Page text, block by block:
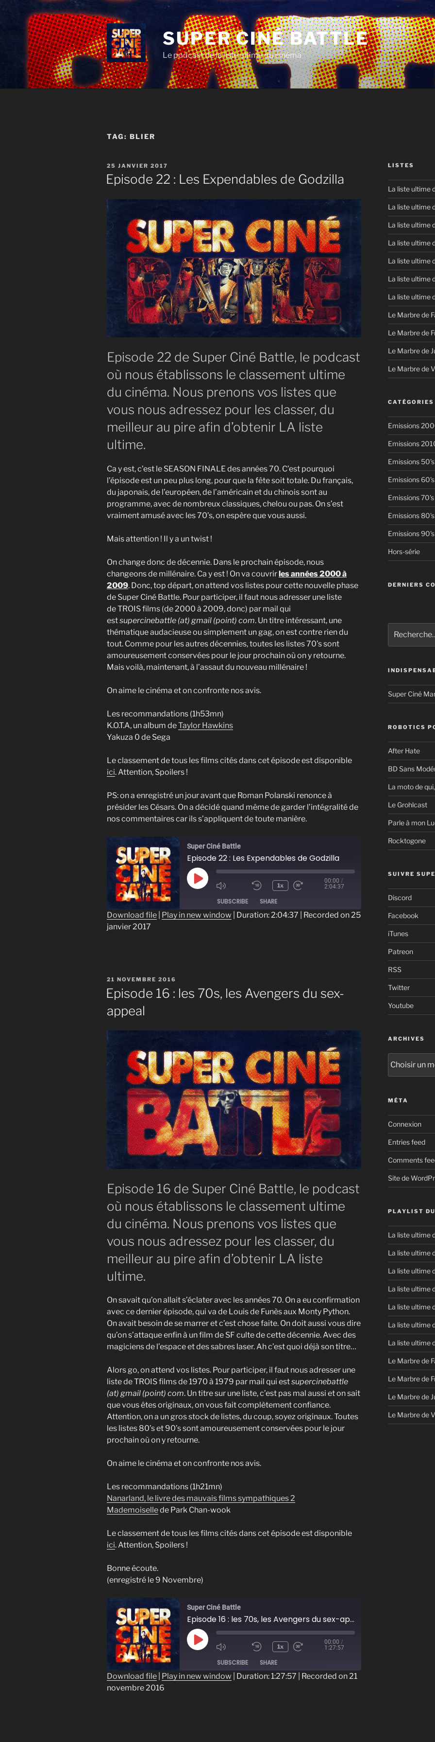
contenu
principal
SUPER CINÉ BATTLE
Le podcast de la liste ultime du cinéma
TAG: BLIER
PUBLIÉ
LE
25 JANVIER 2017
Episode 22 : Les Expendables de Godzilla
Episode 22 de Super Ciné Battle, le podcast
où nous établissons le classement ultime
du cinéma. Nous prenons vos listes que
vous nous adressez pour les classer, du
meilleur au pire afin d’obtenir LA liste
ultime.
Ca y est, c’est le SEASON FINALE des années 70. C’est pourquoi
l’épisode est un peu plus long, pour que la fête soit totale. Du français,
du japonais, de l’européen, de l’américain et du chinois sont au
programme, avec de nombreux classiques, chelou ou pas. On s’est
vraiment amusé avec les 70’s, on espère que vous aussi.
Mais attention ! Il y a un twist !
On change donc de décennie. Dans le prochain épisode, nous
changeons de millénaire. Ca y est ! On va couvrirles années 2000 à
2009. Donc, top départ, on attend vos listes pour cette nouvelle phase
de Super Ciné Battle. Pour participer, il faut nous adresser une liste
de TROIS films (de 2000 à 2009, donc) par mail qui
estsupercinebattle (at) gmail (point) com. Un titre intéressant, une
thématique audacieuse ou simplement un gag, on est contre rien du
tout. Comme pour les autres décennies, toutes les listes 70’s sont
amoureusement conservées pour le jour prochain où on y retourne.
Mais voilà, maintenant, à l’assaut du nouveau millénaire !
On aime le cinéma et on confronte nos avis.
Les recommandations (1h53mn)
K.O.T.A, un album deTaylor Hawkins
Yakuza 0 de Sega
Le classement de tous les films cités dans cet épisode est disponible
ici. Attention, Spoilers !
PS: on a enregistré un jour avant que Roman Polanski renonce à
présider les Césars. On a décidé quand même de garder l’intégralité de
nos commentaires car ils s’appliquent de toute manière.
Super Ciné Battle
Episode 22 : Les Expendables de Godzilla
Play
1x
00:00 /
2:04:37
SUBSCRIBE SHARE
SHARE
Download file Play in new window Duration: 2:04:37
Recorded on 25
janvier 2017
PUBLIÉ
LE
21 NOVEMBRE 2016
Episode 16 : les 70s, les Avengers du sex-
appeal
Episode 16 de Super Ciné Battle, le podcast
où nous établissons le classement ultime
du cinéma. Nous prenons vos listes que
vous nous adressez pour les classer, du
meilleur au pire afin d’obtenir LA liste
ultime.
On savait qu’on allait s’éclater avec les années 70. On a eu confirmation
avec ce dernier épisode, qui va de Louis de Funès aux Monty Python.
On avait besoin de se marrer et c’est chose faite. On doit aussi vous dire
qu’on s’attaque enfin à un film de SF culte de cette décennie. Avec des
magiciens de l’espace et des sabres laser. Ah c’est quoi déjà son titre…
Alors go, on attend vos listes. Pour participer, il faut nous adresser une
liste de TROIS films de 1970 à 1979 par mail qui estsupercinebattle
(at) gmail (point) com. Un titre sur une liste, c’est pas mal aussi et on sait
que vous êtes originaux, on vous fait complètement confiance.
Attention, on a un gros stock de listes, du coup, soyez originaux. Toutes
les listes 80’s et 90’s sont amoureusement conservées pour le jour
prochain où on y retourne.
On aime le cinéma et on confronte nos avis.
Les recommandations (1h21mn)
Nanarland, le livre des mauvais films sympathiques 2
Mademoisellede Park Chan-wook
Le classement de tous les films cités dans cet épisode est disponible
ici. Attention, Spoilers !
Bonne écoute.
(enregistré le 9 Novembre)
Super Ciné Battle
Episode 16 : les 70s, les Avengers du sex-appeal
Play
1x
00:00 /
1:27:57
SUBSCRIBE SHARE
SHARE
Download file Play in new window Duration: 1:27:57
Recorded on 21
novembre 2016
LISTES
La liste ultime
La liste ultime
La liste ultime
La liste ultime
La liste ultime
La liste ultime
La liste ultime
Le Marbre de
Le Marbre de
Le Marbre de
Le Marbre de
CATÉGORIES
Emissions
Emissions
Emissions 50's
Emissions 60's
Emissions 70's
Emissions 80's
Emissions 90's
Hors-série
DERNIERS
pour
:
Super Ciné
ROBOTICS
After Hate
BD Sans
La moto de
Le Grohlcast
Parle à mon
Rocktogone
SUIVRE
Discord
Facebook
iTunes
Patreon
RSS
Twitter
Youtube
ARCHIVES
MÉTA
Connexion
Entries feed
Comments
Site de
PLAYLIST
La liste ultime
La liste ultime
La liste ultime
La liste ultime
La liste ultime
La liste ultime
La liste ultime
Le Marbre de
Le Marbre de
Le Marbre de
Le Marbre de